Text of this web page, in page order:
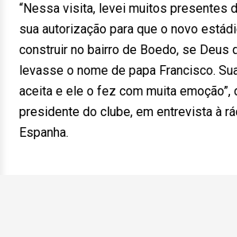
“Nessa visita, levei muitos presentes
sua autorização para que o novo
construir no bairro de Boedo, se Deus
levasse o nome de papa Francisco.
aceita e ele o fez com muita emoção”,
presidente do clube, em entrevista à
Espanha.